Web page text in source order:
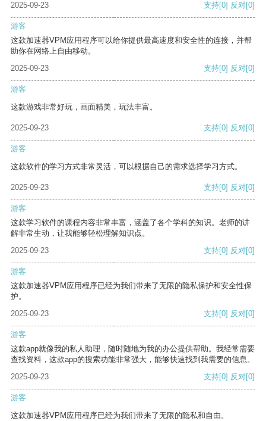
2025-09-23 支持[0] 反对[0]
游客
这款加速器VPM应用程序可以给你提供最高速度和安全性的连接，并帮
助你在网络上自由移动。
2025-09-23
支持[0] 反对[0]
游客
这款游戏非常好玩，画面精美，玩法丰富。
2025-09-23 支持[0] 反对[0]
游客
这款软件的学习方式非常灵活，可以根据自己的需求选择学习方式。
2025-09-23 支持[0] 反对[0]
游客
这款学习软件的课程内容非常丰富，涵盖了各个学科的知识。老师的讲
解非常生动，让我能够轻松理解知识点。
2025-09-23
支持[0] 反对[0]
游客
这款加速器VPM应用程序已经为我们带来了无限的隐私保护和安全性保
护。
2025-09-23
支持[0] 反对[0]
游客
这款app就像我的私人助理，随时随地为我的办公提供帮助。我经常需要
查找资料，这款app的搜索功能非常强大，能够快速找到我需要的信息。
2025-09-23
支持[0] 反对[0]
游客
这款加速器VPM应用程序已经为我们带来了无限的隐私和自由。